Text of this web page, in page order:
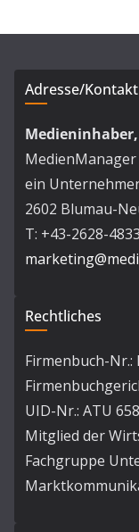
Adresse/Kontakt
MedienManager
ein
2602 Blumau-
T: +43-2628-
Rechtliches
Firmenbuch-Nr.:
UID-Nr.: ATU
Mitglied der
Fachgruppe